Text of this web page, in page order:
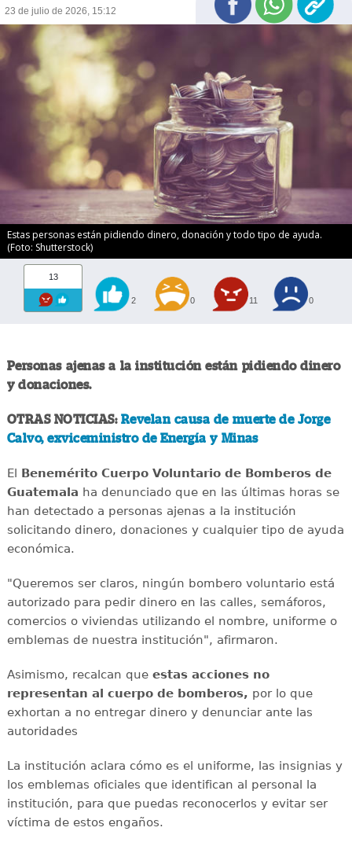
23 de julio de 2026, 15:12
Estas personas están pidiendo dinero, donación y todo tipo de ayuda.
(Foto: Shutterstock)
13
2 0 11 0
Personas ajenas a la institución están pidiendo dinero
y donaciones.
OTRAS NOTICIAS:Revelan causa de muerte de Jorge
Calvo, exviceministro de Energía y Minas
El Benemérito Cuerpo Voluntario de Bomberos de
Guatemala ha denunciado que en las últimas horas se
han detectado a personas ajenas a la institución
solicitando dinero, donaciones y cualquier tipo de ayuda
económica.
"Queremos ser claros, ningún bombero voluntario está
autorizado para pedir dinero en las calles, semáforos,
comercios o viviendas utilizando el nombre, uniforme o
emblemas de nuestra institución", afirmaron.
Asimismo, recalcan que estas acciones no
representan al cuerpo de bomberos, por lo que
exhortan a no entregar dinero y denunciar ante las
autoridades
La institución aclara cómo es el uniforme, las insignias y
los emblemas oficiales que identifican al personal la
institución, para que puedas reconocerlos y evitar ser
víctima de estos engaños.